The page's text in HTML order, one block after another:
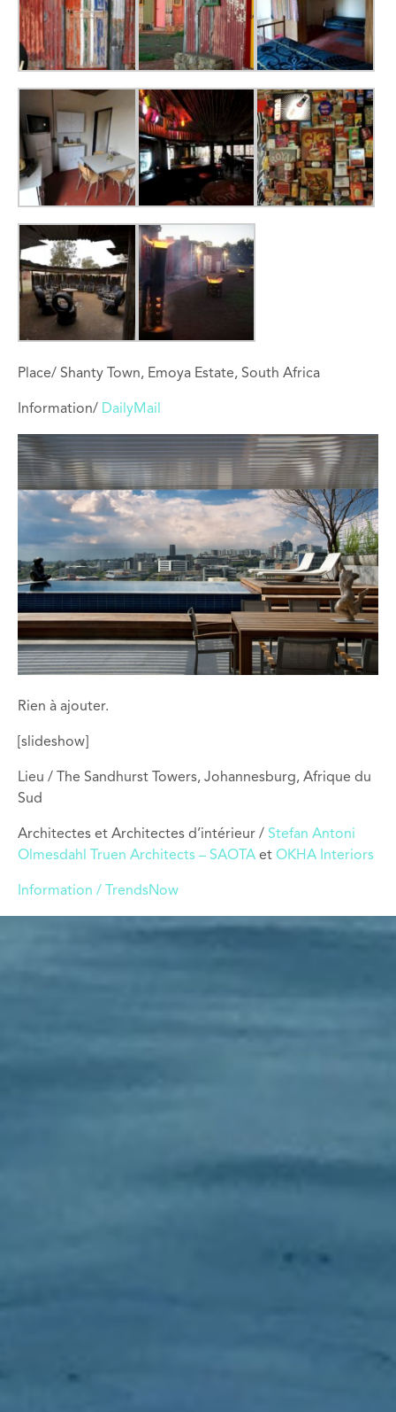
Place/ Shanty Town, Emoya Estate, South Africa
Information/ DailyMail
Rien à ajouter.
[slideshow]
Lieu / The Sandhurst Towers, Johannesburg, Afrique du
Sud
Architectes et Architectes d’intérieur / Stefan Antoni
Olmesdahl Truen Architects – SAOTA et OKHA Interiors
Information / TrendsNow